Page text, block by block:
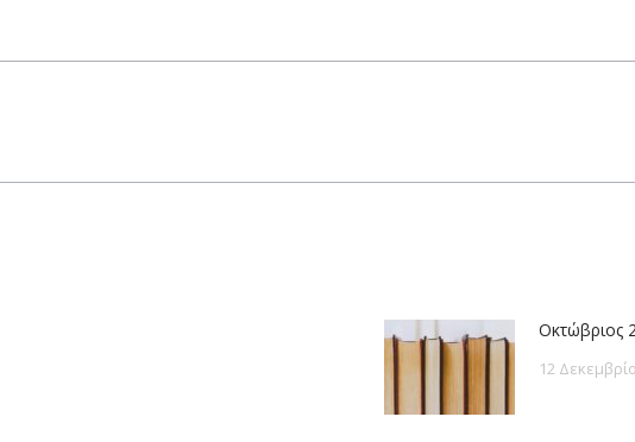
Facebook
X
PinterestLinkedIn
Οκτώβριος
12